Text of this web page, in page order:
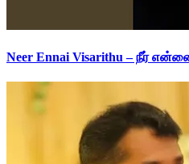
Neer Ennai Visarithu – நீர் என்னை